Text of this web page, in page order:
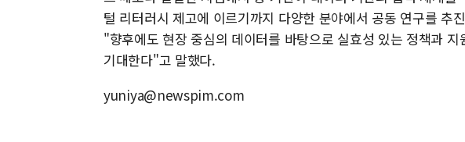
털 리터러시 제고에 이르기까지 다양한 분야에서 공동 연구를 추
"향후에도 현장 중심의 데이터를 바탕으로 실효성 있는 정책과
기대한다"고 말했다.
yuniya@newspim.com